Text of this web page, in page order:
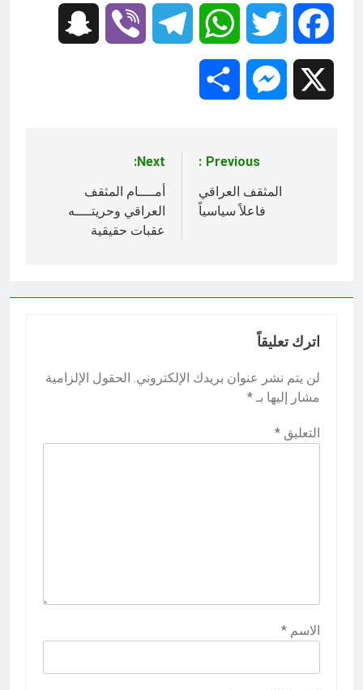
Facebook
Twitter
WhatsApp
Telegram
Viber
Messenger
المقالات
Previous:
المثقف العراقي
فاعلاً سياسياً
Next:
أمــــام المثقف
العراقي وحريتــــه
عقبات حقيقية
اترك تعليقاً
لن يتم نشر عنوان بريدك الإلكتروني. الحقول الإلزامية
مشار إليها بـ *
التعليق *
الاسم *